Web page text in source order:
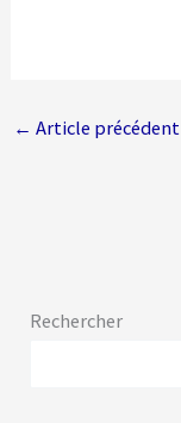
← Article précédent
Rechercher